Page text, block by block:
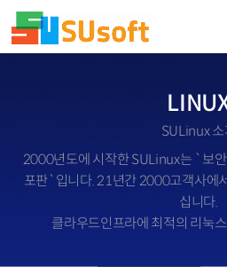
SULinux 소
2000년도에 시작한 SULinux는 `보
포판`입니다. 21년간 2000고객사에
십니다.
클라우드인프라에 최적의 리눅